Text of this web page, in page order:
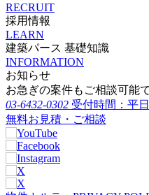
RECRUIT
採用情報
LEARN
建築パース 基礎知識
INFORMATION
お知らせ
お急ぎの案件もご相談可能
03-6432-0302 受付時間：平
無料お見積・ご相談